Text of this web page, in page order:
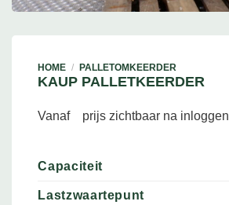
HOME / PALLETOMKEERDER
KAUP PALLETKEERDER
Vanaf prijs zichtbaar na inloggen
Capaciteit
Lastzwaartepunt